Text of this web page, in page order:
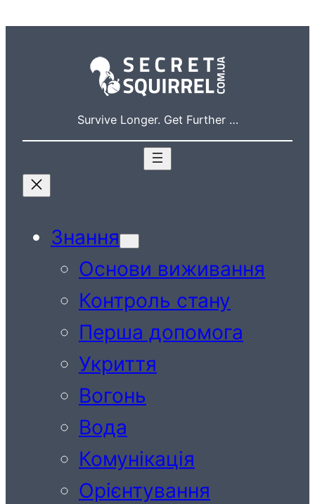
Survive Longer. Get Further …
Знання
Основи виживання
Контроль стану
Перша допомога
Укриття
Вогонь
Вода
Комунікація
Орієнтування